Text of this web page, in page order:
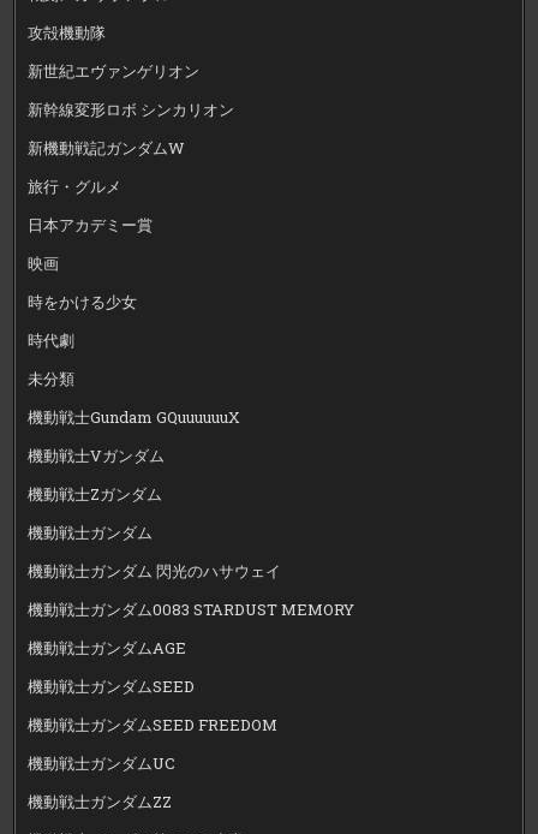
攻殻機動隊
新世紀エヴァンゲリオン
新幹線変形ロボ シンカリオン
新機動戦記ガンダムW
旅行・グルメ
日本アカデミー賞
映画
時をかける少女
時代劇
未分類
機動戦士Gundam GQuuuuuuX
機動戦士Vガンダム
機動戦士Zガンダム
機動戦士ガンダム
機動戦士ガンダム 閃光のハサウェイ
機動戦士ガンダム0083 STARDUST MEMORY
機動戦士ガンダムAGE
機動戦士ガンダムSEED
機動戦士ガンダムSEED FREEDOM
機動戦士ガンダムUC
機動戦士ガンダムZZ